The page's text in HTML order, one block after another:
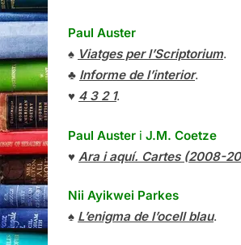
Paul Auster
♠ Viatges per l’Scriptorium.
♣ Informe de l’interior.
♥ 4 3 2 1.
Paul Auster i J.M. Coetze
♥ Ara i aquí. Cartes (2008-
Nii Ayikwei Parkes
♠ L’enigma de l’ocell blau.